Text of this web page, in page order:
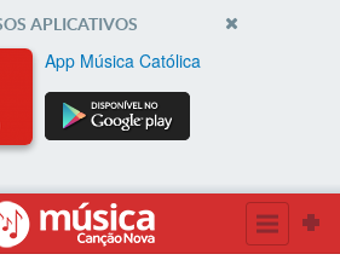
APLICATIVOS
App Música Católica